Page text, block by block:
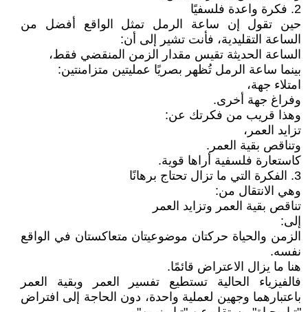
2. فكرة واعدة فلسفيًا
حين تقول إن ساعة الرمل تمثل الواقع أفضل من
الساعة التقليدية، فأنت تشير إلى أن:
الساعة الحديثة تقيس مقدار الزمن المنقضي فقط،
بينما ساعة الرمل تُظهر بصريًا عمليتين متزامنتين:
امتلاء جهة،
وفراغ جهة أخرى.
وهذا قريب من فكرتك عن:
تزايد العمر،
وتناقص بقية العمر.
كاستعارة فلسفية أراها قوية.
3. الفكرة التي ما تزال تحتاج برهانًا
وهي الانتقال من:
تناقص بقية العمر وتزايد العمر
إلى:
الزمن والحياة حركتان موضوعيتان متعاكستان في الواقع
نفسه.
هنا ما يزال الاعتراض قائمًا.
فالفيزياء الحالية تستطيع تفسير العمر وبقية العمر
باعتبارهما وجهين لعملية واحدة، دون الحاجة إلى افتراض